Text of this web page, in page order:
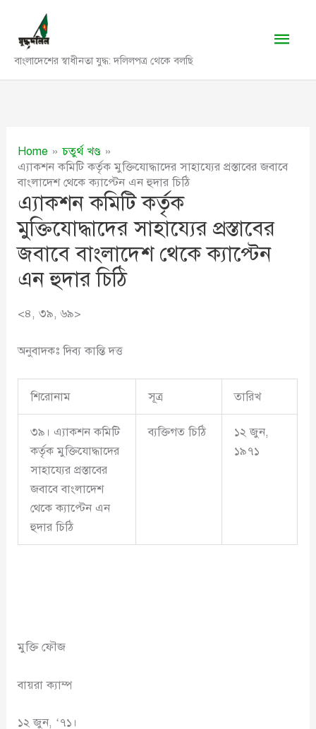
content
বাংলাদেশের স্বাধীনতা যুদ্ধ: দলিলপত্র থেকে বলছি
Main
Home
চতুর্থ খণ্ড
এ্যাকশন কমিটি কর্তৃক মুক্তিযোদ্ধাদের সাহায্যের প্রস্তাবের জবাবে
বাংলাদেশ থেকে ক্যাপ্টেন এন হুদার চিঠি
এ্যাকশন কমিটি কর্তৃক
মুক্তিযোদ্ধাদের সাহায্যের প্রস্তাবের
জবাবে বাংলাদেশ থেকে ক্যাপ্টেন
এন হুদার চিঠি
<৪, ৩৯, ৬৯>
অনুবাদকঃ দিব্য কান্তি দত্ত
শিরোনাম সূত্র তারিখ
৩৯। এ্যাকশন কমিটি
কর্তৃক মুক্তিযোদ্ধাদের
সাহায্যের প্রস্তাবের
জবাবে বাংলাদেশ
থেকে ক্যাপ্টেন এন
হুদার চিঠি
ব্যক্তিগত চিঠি
১২ জুন,
১৯৭১
মুক্তি ফৌজ
বায়রা ক্যাম্প
১২ জুন, ‘৭১।